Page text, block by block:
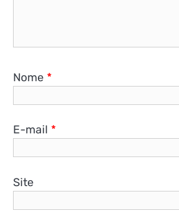
Nome *
E-mail *
Site